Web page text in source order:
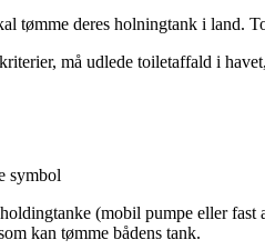
tømme deres holningtank i land.
må udlede toiletaffald i
symbol
(mobil pumpe eller
kan tømme bådens tank.